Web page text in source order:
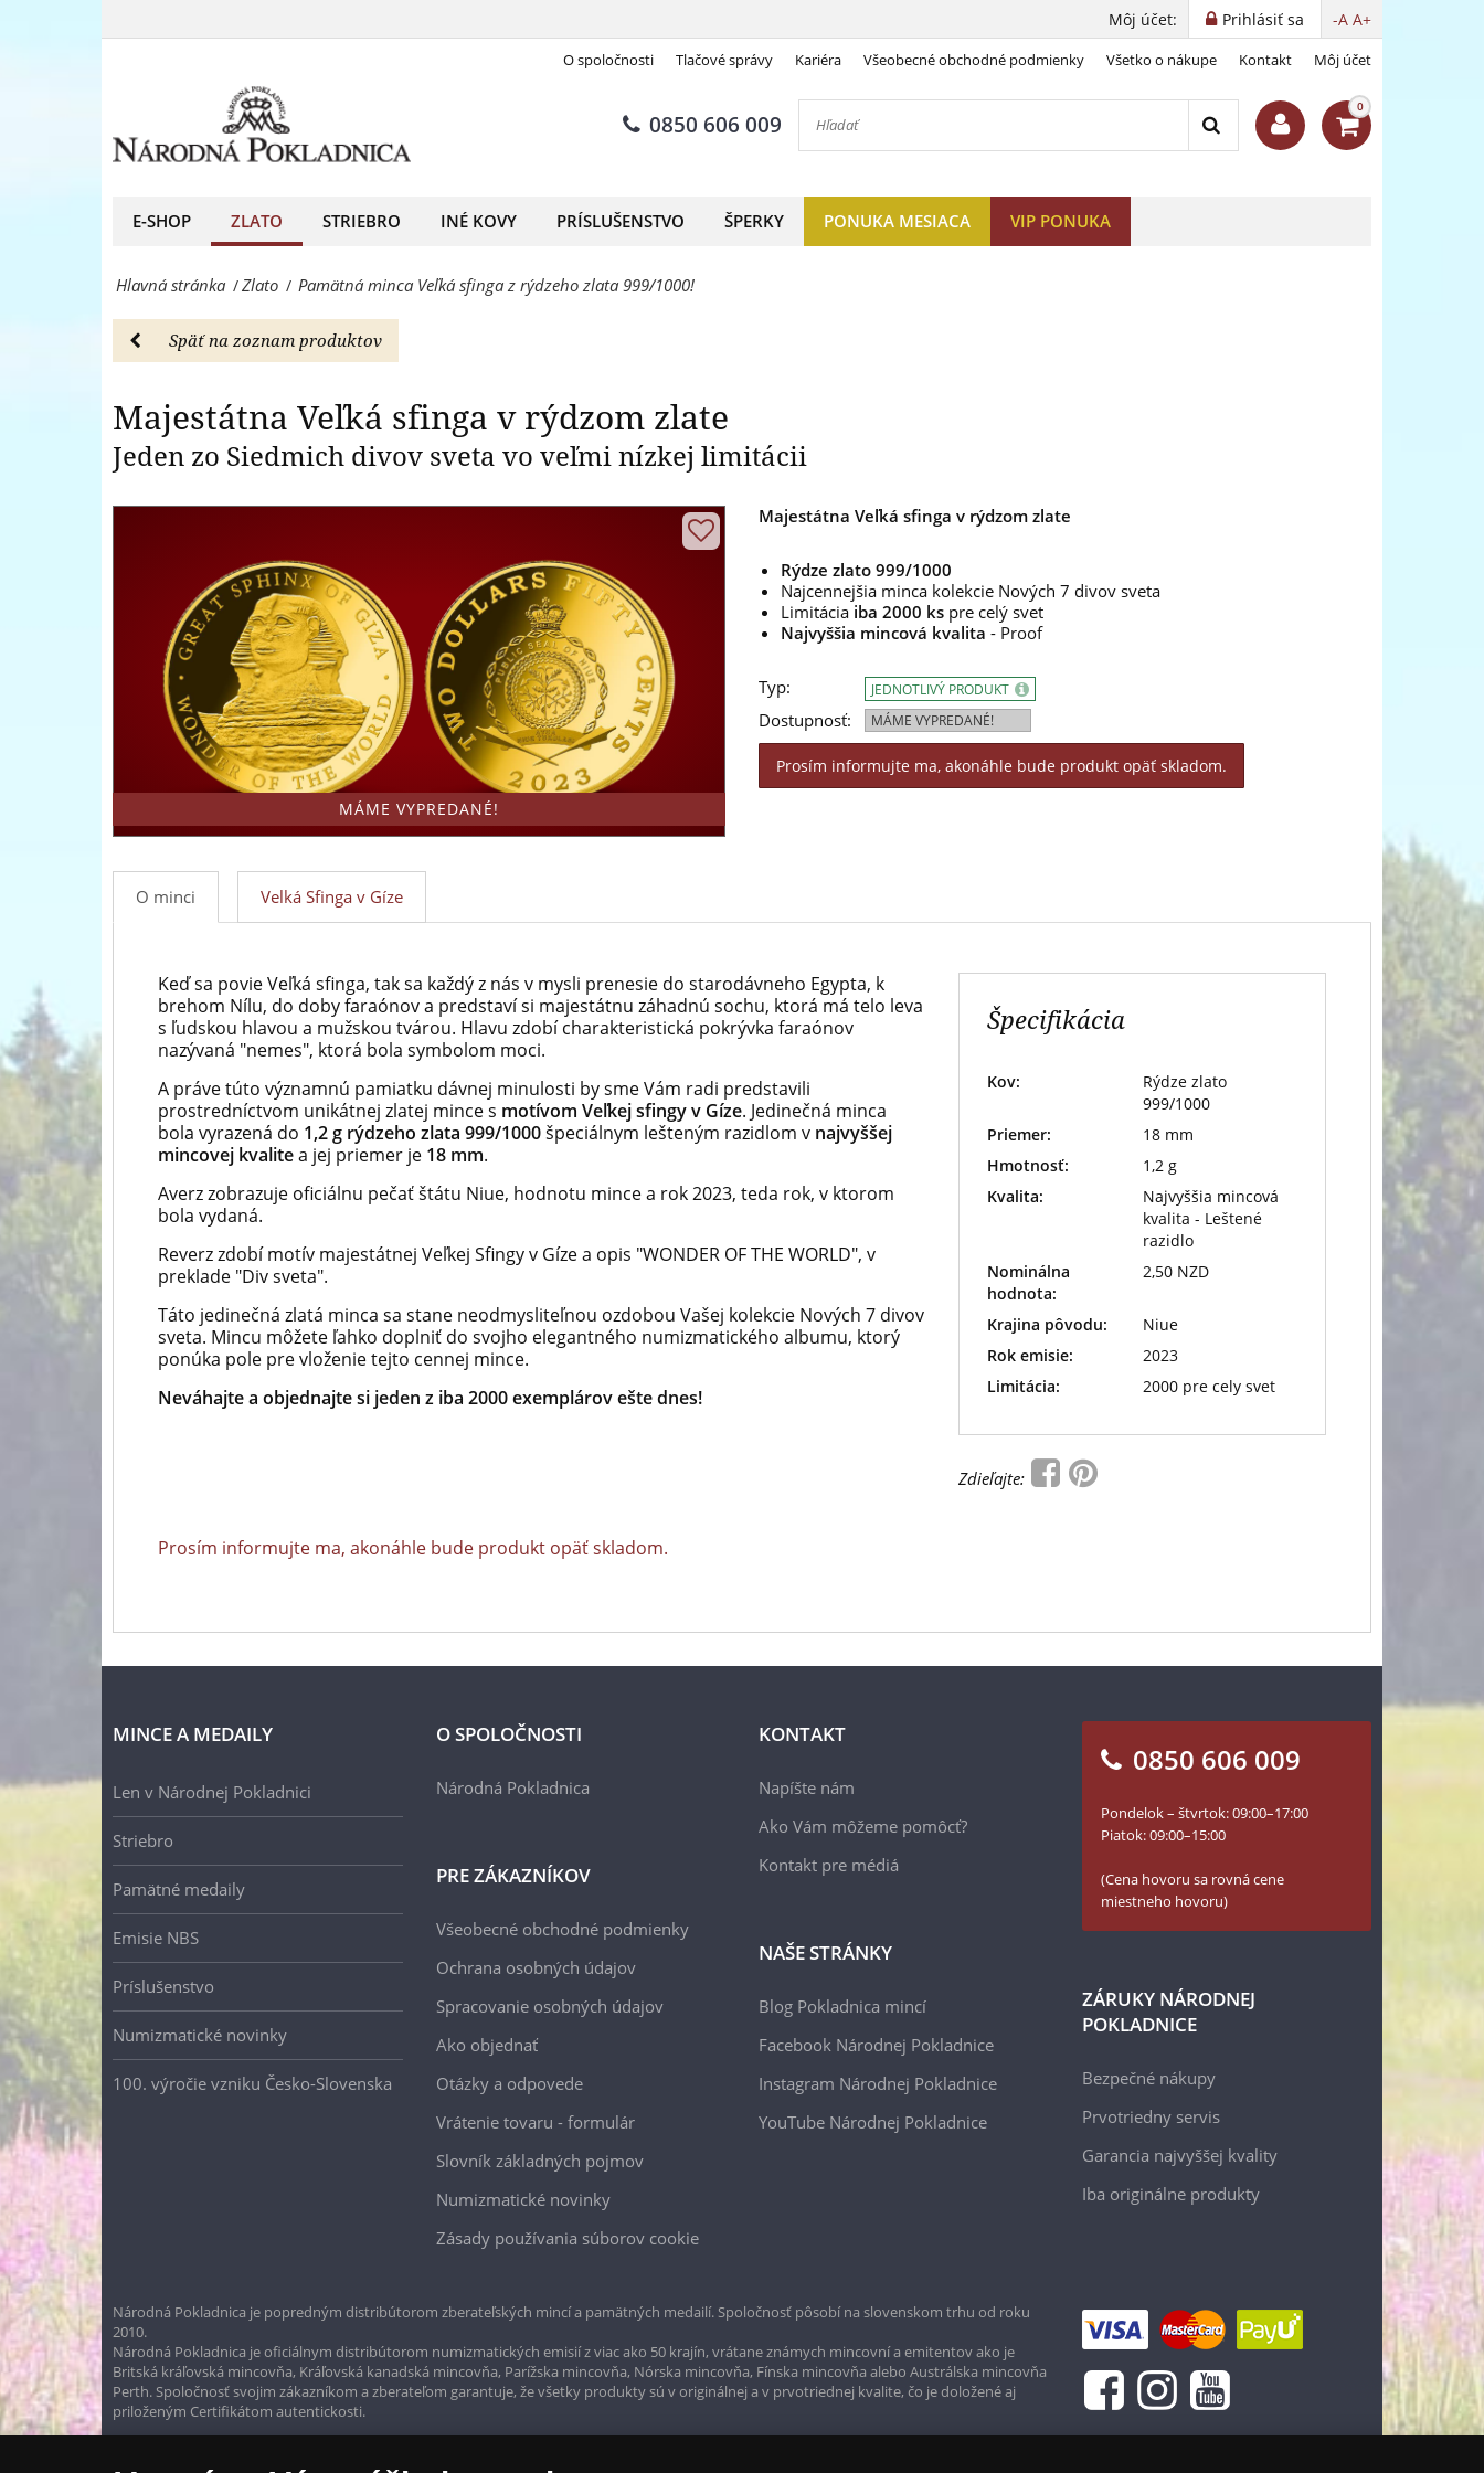
sfinga
rýdzeho
999/1000!
Zlato
-
Národná
predajca
-A A+
Prihlásiť sa
Môj účet:
O spoločnosti Tlačové správy Kariéra Všeobecné obchodné podmienky Všetko o nákupe Kontakt Môj účet
0850 606 009
0
E-SHOP ZLATO STRIEBRO INÉ KOVY PRÍSLUŠENSTVO ŠPERKY PONUKA MESIACA VIP PONUKA
Hlavná stránka /Zlato / Pamätná minca Veľká sfinga z rýdzeho zlata 999/1000!
Späť na zoznam produktov
Majestátna Veľká sfinga v rýdzom zlate
Jeden zo Siedmich divov sveta vo veľmi nízkej limitácii
MÁME VYPREDANÉ!
Majestátna Veľká sfinga v rýdzom zlate
Rýdze zlato 999/1000
Najcennejšia minca kolekcie Nových 7 divov sveta
Limitácia iba 2000 ks pre celý svet
Najvyššia mincová kvalita - Proof
Typ:
Dostupnosť:
JEDNOTLIVÝ PRODUKT
MÁME VYPREDANÉ!
Prosím informujte ma, akonáhle bude produkt opäť skladom.
O minci Velká Sfinga v Gíze
Keď sa povie Veľká sfinga, tak sa každý z nás v mysli prenesie do starodávneho Egypta, k
brehom Nílu, do doby faraónov a predstaví si majestátnu záhadnú sochu, ktorá má telo leva
s ľudskou hlavou a mužskou tvárou. Hlavu zdobí charakteristická pokrývka faraónov
nazývaná "nemes", ktorá bola symbolom moci.
A práve túto významnú pamiatku dávnej minulosti by sme Vám radi predstavili
prostredníctvom unikátnej zlatej mince s motívom Veľkej sfingy v Gíze. Jedinečná minca
bola vyrazená do 1,2 g rýdzeho zlata 999/1000špeciálnym lešteným razidlom v najvyššej
mincovej kvalitea jej priemer je 18 mm.
Averz zobrazuje oficiálnu pečať štátu Niue, hodnotu mince a rok 2023, teda rok, v ktorom
bola vydaná.
Reverz zdobí motív majestátnej Veľkej Sfingy v Gíze a opis "WONDER OF THE WORLD", v
preklade "Div sveta".
Táto jedinečná zlatá minca sa stane neodmysliteľnou ozdobou Vašej kolekcie Nových 7 divov
sveta. Mincu môžete ľahko doplniť do svojho elegantného numizmatického albumu, ktorý
ponúka pole pre vloženie tejto cennej mince.
Neváhajte a objednajte si jeden z iba 2000 exemplárov ešte dnes!
Prosím informujte ma, akonáhle bude produkt opäť skladom.
Špecifikácia
Kov:
Rýdze zlato
999/1000
Priemer:
18 mm
Hmotnosť:
1,2 g
Kvalita:
Najvyššia mincová
kvalita - Leštené
razidlo
Nominálna
hodnota:
2,50 NZD
Krajina pôvodu:
Niue
Rok emisie:
2023
Limitácia:
2000 pre cely svet
Zdieľajte:
Majestátna Veľká sfinga v rýdzom zlate
MINCE A MEDAILY
Len v Národnej Pokladnici
Striebro
Pamätné medaily
Emisie NBS
Príslušenstvo
Numizmatické novinky
100. výročie vzniku Česko-Slovenska
O SPOLOČNOSTI
Národná Pokladnica
PRE ZÁKAZNÍKOV
Všeobecné obchodné podmienky
Ochrana osobných údajov
Spracovanie osobných údajov
Ako objednať
Otázky a odpovede
Vrátenie tovaru - formulár
Slovník základných pojmov
Numizmatické novinky
Zásady používania súborov cookie
KONTAKT
Napíšte nám
Ako Vám môžeme pomôcť?
Kontakt pre médiá
NAŠE STRÁNKY
Blog Pokladnica mincí
Facebook Národnej Pokladnice
Instagram Národnej Pokladnice
YouTube Národnej Pokladnice
0850 606 009
Pondelok – štvrtok: 09:00–17:00
Piatok: 09:00–15:00
(Cena hovoru sa rovná cene
miestneho hovoru)
ZÁRUKY NÁRODNEJ
POKLADNICE
Bezpečné nákupy
Prvotriedny servis
Garancia najvyššej kvality
Iba originálne produkty
Národná Pokladnica je popredným distribútorom zberateľských mincí a pamätných medailí. Spoločnosť pôsobí na slovenskom trhu od roku
2010.
Národná Pokladnica je oficiálnym distribútorom numizmatických emisií z viac ako 50 krajín, vrátane známych mincovní a emitentov ako je
Britská kráľovská mincovňa, Kráľovská kanadská mincovňa, Parížska mincovňa, Nórska mincovňa, Fínska mincovňa alebo Austrálska mincovňa
Perth. Spoločnosť svojim zákazníkom a zberateľom garantuje, že všetky produkty sú v originálnej a v prvotriednej kvalite, čo je doložené aj
priloženým Certifikátom autentickosti.
Zlato
Národná
predný
predajca
mincí